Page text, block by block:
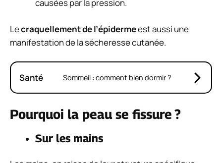
causées par la pression.
Lecraquellement de l’épidermeest aussi une
manifestation de la sécheresse cutanée.
Santé Sommeil : comment bien dormir ?
Pourquoi la peau se fissure ?
Sur les mains